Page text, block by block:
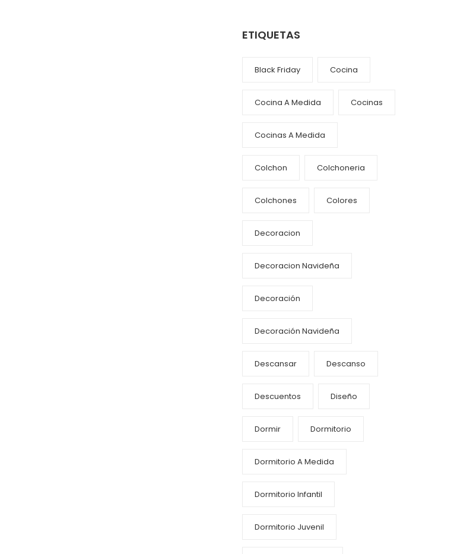
ETIQUETAS
Black Friday Cocina
Cocina A Medida Cocinas
Cocinas A Medida
Colchon Colchoneria
Colchones Colores
Decoracion
Decoracion Navideña
Decoración
Decoración Navideña
Descansar Descanso
Descuentos Diseño
Dormir Dormitorio
Dormitorio A Medida
Dormitorio Infantil
Dormitorio Juvenil